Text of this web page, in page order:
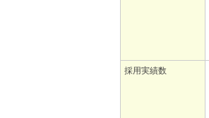
採用実績数